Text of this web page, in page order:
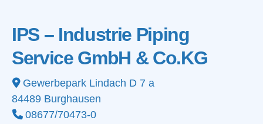
IPS – Industrie Piping
Service GmbH & Co.KG
Gewerbepark Lindach D 7 a
84489 Burghausen
08677/70473-0